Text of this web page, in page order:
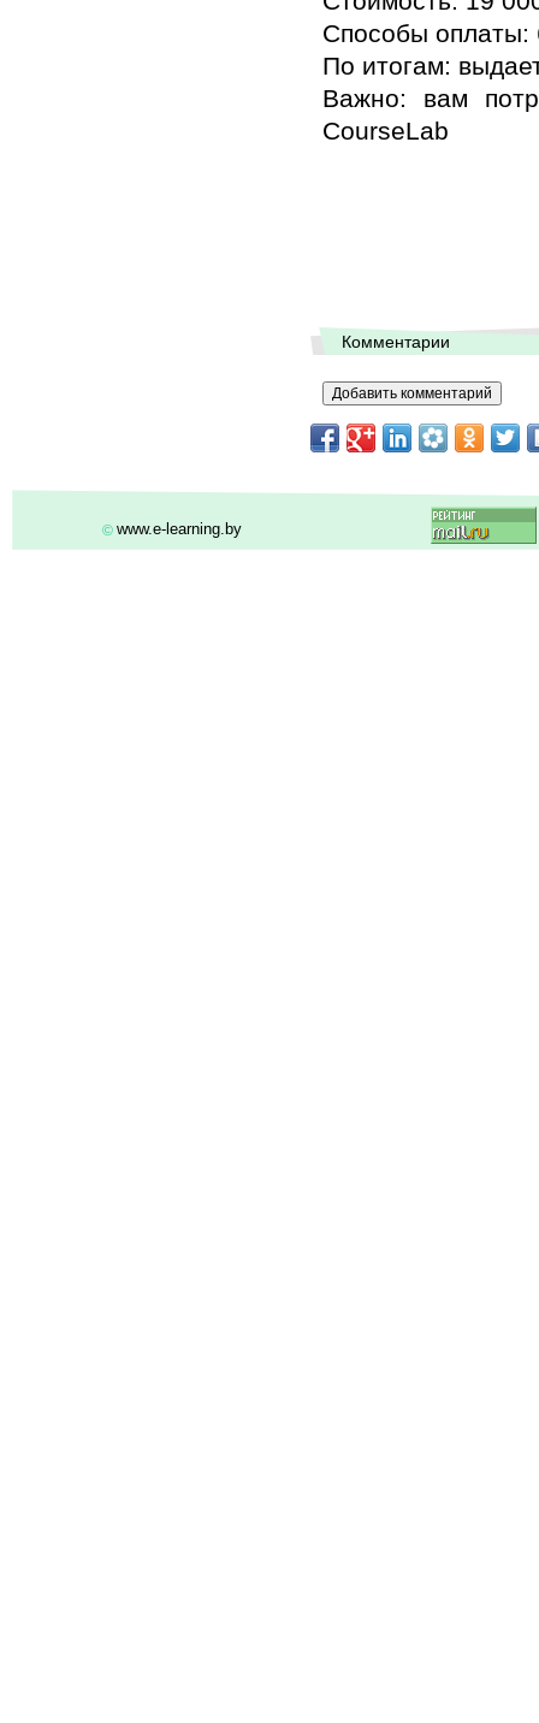
Способы оплаты:
По итогам:
Важно: вам
CourseLab
Комментарии
© www.e-learning.by